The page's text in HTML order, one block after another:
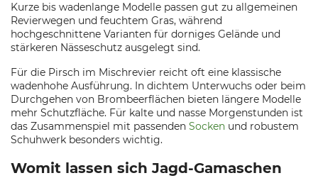
Kurze bis wadenlange Modelle passen gut zu allgemeinen
Revierwegen und feuchtem Gras, während
hochgeschnittene Varianten für dorniges Gelände und
stärkeren Nässeschutz ausgelegt sind.
Für die Pirsch im Mischrevier reicht oft eine klassische
wadenhohe Ausführung. In dichtem Unterwuchs oder beim
Durchgehen von Brombeerflächen bieten längere Modelle
mehr Schutzfläche. Für kalte und nasse Morgenstunden ist
das Zusammenspiel mit passenden Socken und robustem
Schuhwerk besonders wichtig.
Womit lassen sich Jagd-Gamaschen